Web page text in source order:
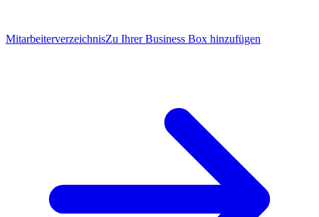
MitarbeiterverzeichnisZu Ihrer Business Box hinzufügen